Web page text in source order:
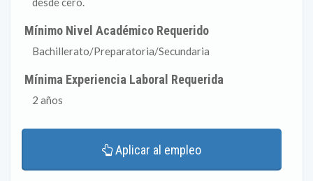
Mínimo Nivel Académico Requerido
Bachillerato/Preparatoria/Secundaria
Mínima Experiencia Laboral Requerida
2 años
Aplicar al empleo